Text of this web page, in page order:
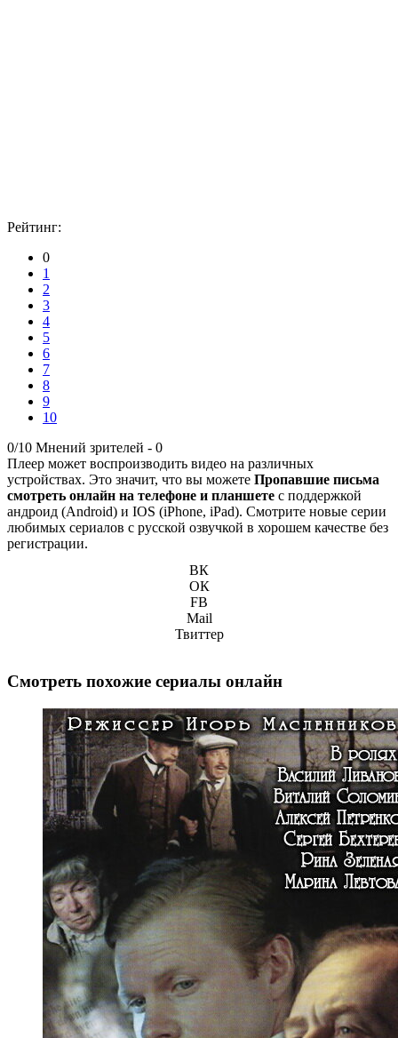
Рейтинг:
0
1
2
3
4
5
6
7
8
9
10
0/10 Мнений зрителей - 0
Плеер может воспроизводить видео на различных
устройствах. Это значит, что вы можете Пропавшие письма
смотреть онлайн на телефоне и планшете с поддержкой
андроид (Android) и IOS (iPhone, iPad). Смотрите новые серии
любимых сериалов с русской озвучкой в хорошем качестве без
регистрации.
ВК
ОК
FB
Mail
Твиттер
Смотреть похожие сериалы онлайн